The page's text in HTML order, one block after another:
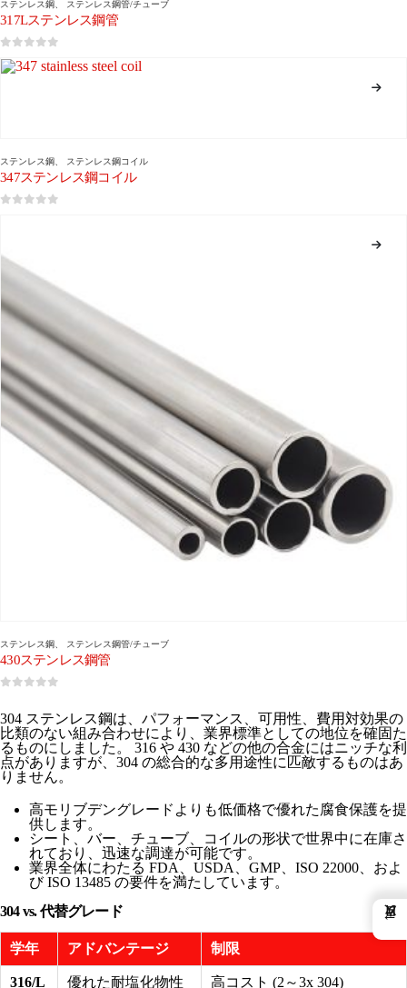
ステンレス鋼 ステンレス鋼管/チューブ
317Lステンレス鋼管
ステンレス鋼 ステンレス鋼コイル
347ステンレス鋼コイル
ステンレス鋼 ステンレス鋼管/チューブ
430ステンレス鋼管
304 ステンレス鋼は、パフォーマンス、可用性、費用対効果の
比類のない組み合わせにより、業界標準としての地位を確固た
るものにしました。 316 や 430 などの他の合金にはニッチな利
点がありますが、304 の総合的な多用途性に匹敵するものはあ
りません。
高モリブデングレードよりも低価格で優れた腐食保護を提
供します。
シート、バー、チューブ、コイルの形状で世界中に在庫さ
れており、迅速な調達が可能です。
業界全体にわたる FDA、USDA、GMP、ISO 22000、およ
び ISO 13485 の要件を満たしています。
304 vs. 代替グレード
学年 アドバンテージ 制限
316/L 優れた耐塩化物性 高コスト (2～3x 304)
←